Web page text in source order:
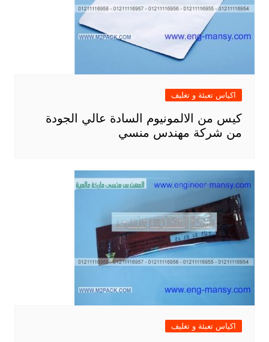
اكياس تعبئة و تغليف
كيس من الالمونيوم السادة عالي الجودة
من شركة مهندس منسي
اكياس تعبئة و تغليف